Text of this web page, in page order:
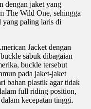
dengan jaket yang
The Wild One, sehingga
yang paling laris di
Jacket dengan
sabuk dibagaian
buckle tersebut
pada jaket-jaket
bahan plastik agar tidak
full riding position,
kecepatan tinggi.